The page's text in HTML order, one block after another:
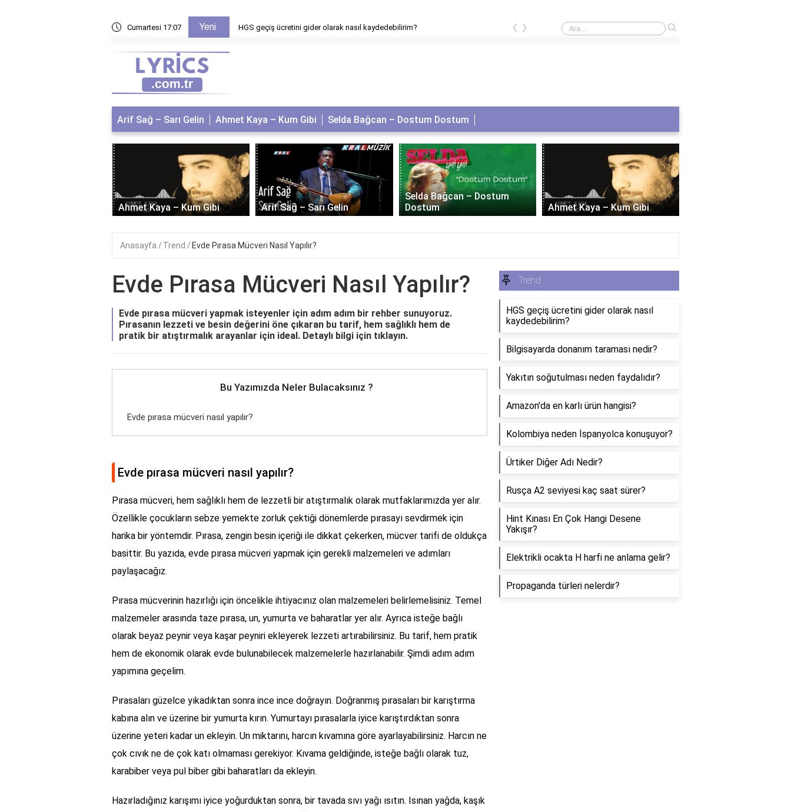
Cumartesi 17:07 Yeni HGS geçiş ücretini gider olarak nasıl kaydedebilirim? HGS geçiş ücretini gider olarak nasıl kaydedebilirim?
‹ ›
Arif Sağ – Sarı Gelin Ahmet Kaya – Kum Gibi Selda Bağcan – Dostum Dostum
Ahmet Kaya – Kum Gibi Arif Sağ – Sarı Gelin
Selda Bağcan – Dostum
Dostum
Ahmet Kaya – Kum Gibi
Anasayfa Trend Evde Pırasa Mücveri Nasıl Yapılır?
Evde Pırasa Mücveri Nasıl Yapılır?
Evde pırasa mücveri yapmak isteyenler için adım adım bir rehber sunuyoruz.
Pırasanın lezzeti ve besin değerini öne çıkaran bu tarif, hem sağlıklı hem de
pratik bir atıştırmalık arayanlar için ideal. Detaylı bilgi için tıklayın.
Bu Yazımızda Neler Bulacaksınız ?
Evde pırasa mücveri nasıl yapılır?
Evde pırasa mücveri nasıl yapılır?
Pırasa mücveri, hem sağlıklı hem de lezzetli bir atıştırmalık olarak mutfaklarımızda yer alır.
Özellikle çocukların sebze yemekte zorluk çektiği dönemlerde pırasayı sevdirmek için
harika bir yöntemdir. Pırasa, zengin besin içeriği ile dikkat çekerken, mücver tarifi de oldukça
basittir. Bu yazıda, evde pırasa mücveri yapmak için gerekli malzemeleri ve adımları
paylaşacağız.
Pırasa mücverinin hazırlığı için öncelikle ihtiyacınız olan malzemeleri belirlemelisiniz. Temel
malzemeler arasında taze pırasa, un, yumurta ve baharatlar yer alır. Ayrıca isteğe bağlı
olarak beyaz peynir veya kaşar peyniri ekleyerek lezzeti artırabilirsiniz. Bu tarif, hem pratik
hem de ekonomik olarak evde bulunabilecek malzemelerle hazırlanabilir. Şimdi adım adım
yapımına geçelim.
Pırasaları güzelce yıkadıktan sonra ince ince doğrayın. Doğranmış pırasaları bir karıştırma
kabına alın ve üzerine bir yumurta kırın. Yumurtayı pırasalarla iyice karıştırdıktan sonra
üzerine yeteri kadar un ekleyin. Un miktarını, harcın kıvamına göre ayarlayabilirsiniz. Harcın ne
çok cıvık ne de çok katı olmaması gerekiyor. Kıvama geldiğinde, isteğe bağlı olarak tuz,
karabiber veya pul biber gibi baharatları da ekleyin.
Hazırladığınız karışımı iyice yoğurduktan sonra, bir tavada sıvı yağı ısıtın. Isınan yağda, kaşık
Trend
HGS geçiş ücretini gider olarak nasıl
kaydedebilirim?
Bilgisayarda donanım taraması nedir?
Yakıtın soğutulması neden faydalıdır?
Amazon'da en karlı ürün hangisi?
Kolombiya neden İspanyolca konuşuyor?
Ürtiker Diğer Adı Nedir?
Rusça A2 seviyesi kaç saat sürer?
Hint Kınası En Çok Hangi Desene
Yakışır?
Elektrikli ocakta H harfi ne anlama gelir?
Propaganda türleri nelerdir?